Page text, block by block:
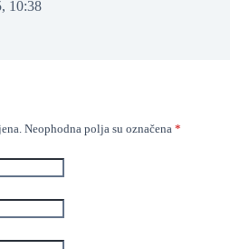
10:38
Neophodna polja su označena *